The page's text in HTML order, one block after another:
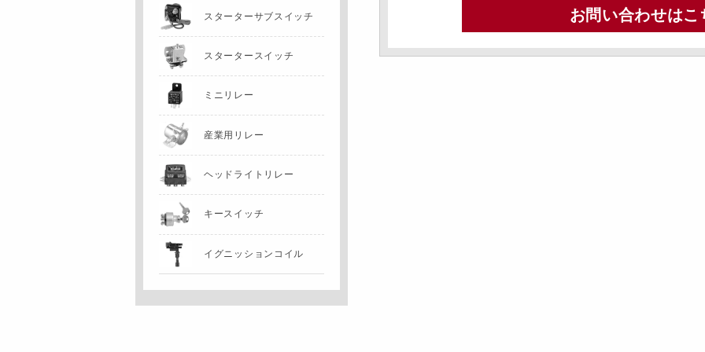
お問い合わせはこ
スターターサブスイッチ
スタータースイッチ
ミニリレー
産業用リレー
ヘッドライトリレー
キースイッチ
イグニッションコイル